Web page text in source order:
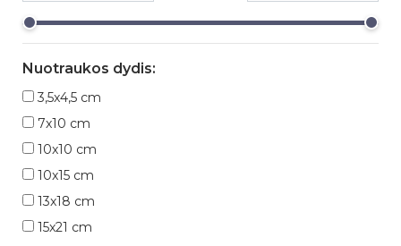
Nuotraukos dydis:
3,5x4,5 cm
7x10 cm
10x10 cm
10x15 cm
13x18 cm
15x21 cm